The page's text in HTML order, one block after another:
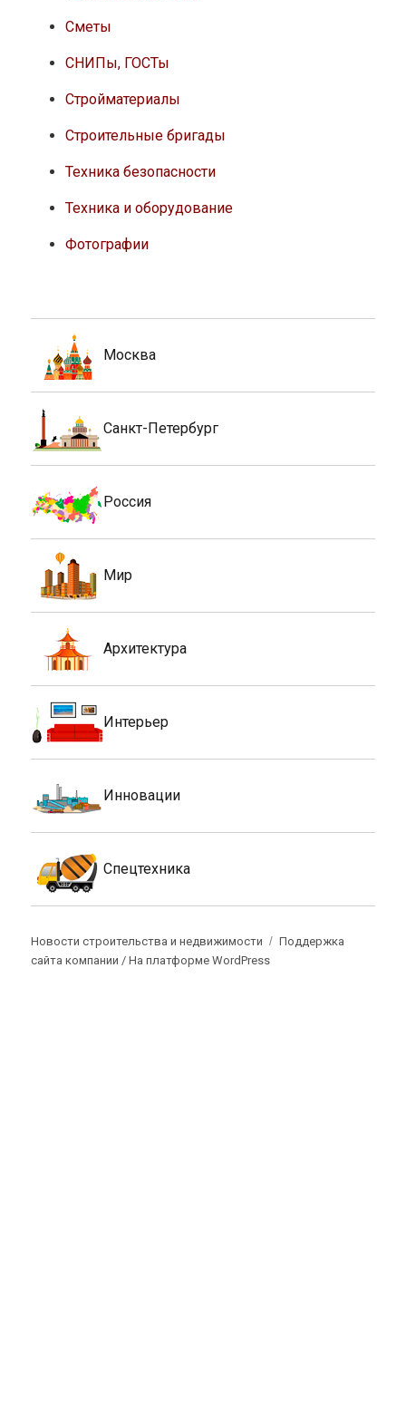
Сметы
СНИПы, ГОСТы
Стройматериалы
Строительные бригады
Техника безопасности
Техника и оборудование
Фотографии
Москва
Санкт-Петербург
Россия
Мир
Архитектура
Интерьер
Инновации
Спецтехника
Новости строительства и недвижимости
Поддержка
сайта компании /На платформе WordPress